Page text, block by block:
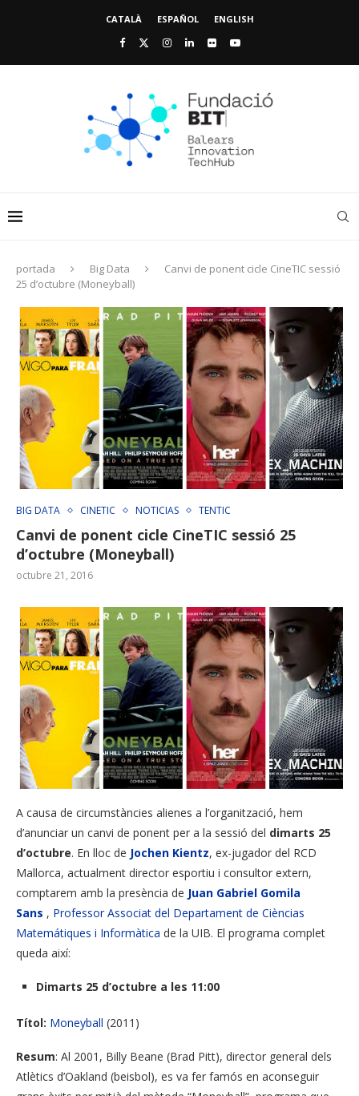
CATALÀ ESPAÑOL ENGLISH
portada Big Data
Canvi de ponent cicle CineTIC sessió
25 d’octubre (Moneyball)
BIG DATA CINETIC NOTICIAS TENTIC
Canvi de ponent cicle CineTIC sessió 25
d’octubre (Moneyball)
octubre 21, 2016
A causa de circumstàncies alienes a l’organització, hem
d’anunciar un canvi de ponent per a la sessió del dimarts 25
d’octubre. En lloc de Jochen Kientz, ex-jugador del RCD
Mallorca, actualment director esportiu i consultor extern,
comptarem amb la presència de Juan Gabriel Gomila
Sans , Professor Associat del Departament de Cièncias
Matemátiques i Informàtica de la UIB. El programa complet
queda així:
Dimarts 25 d’octubre a les 11:00
Títol: Moneyball (2011)
Resum: Al 2001, Billy Beane (Brad Pitt), director general dels
Atlètics d’Oakland (beisbol), es va fer famós en aconseguir